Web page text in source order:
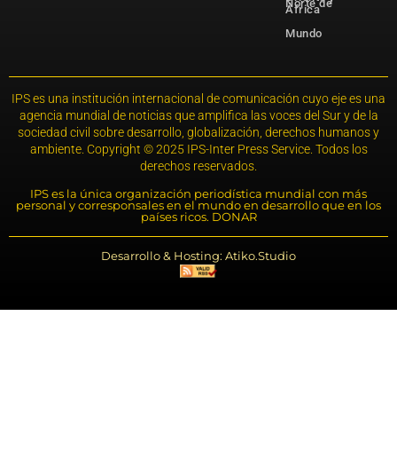
Norte de
África
Mundo
IPS es una institución internacional de comunicación cuyo eje es una
agencia mundial de noticias que amplifica las voces del Sur y de la
sociedad civil sobre desarrollo, globalización, derechos humanos y
ambiente. Copyright © 2025 IPS-Inter Press Service. Todos los
derechos reservados.
IPS es la única organización periodística mundial con más
personal y corresponsales en el mundo en desarrollo que en los
países ricos. DONAR
Desarrollo & Hosting: Atiko.Studio